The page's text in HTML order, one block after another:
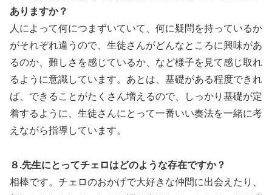
ありますか？
人によって何につまずいていて、何に疑問を持っているか
がそれぞれ違うので、生徒さんがどんなところに興味があ
るのか、難しさを感じているか、など様子を見て感じ取れ
るように意識しています。あとは、基礎がある程度できれ
ば、できることがたくさん増えるので、しっかり基礎が定
着するように、生徒さんにとって一番いい奏法を一緒に考
えながら指導しています。
８.先生にとってチェロはどのような存在ですか？
相棒です。チェロのおかげで大好きな仲間に出会えたり、